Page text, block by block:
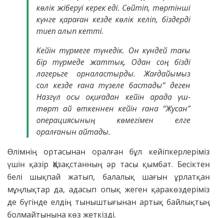
көлік жіберуі керек еді. Сөйтіп, төртінші
күнге қараған кезде көлік келіп, біздерді
тиеп алып кетті.
Кейін түрмеге түнедік. Он күндей тағы
бір түрмеде жаттық. Одан соң бізді
лагерьге орналастырды. Жағдайымыз
сол кезде ғана түзеле бастады” деген
Назгүл осы оқиғадан кейін арада үш-
төрт ай өткеннен кейін ғана “Жусан”
операциясының көмегімен елге
оралғанын айтады.
Өлімнің ортасынан оралған бұл кейіпкерлеріміз
үшін қазір Қазақстанның әр тасы қымбат. Бесіктен
белі шықпай жатып, балалық шағын ұрлатқан
мұңлықтар да, адасып опық жеген қаракөздеріміз
де бүгінде елдің тыныштығынан артық байлықтың
болмайтынына көз жеткізді.